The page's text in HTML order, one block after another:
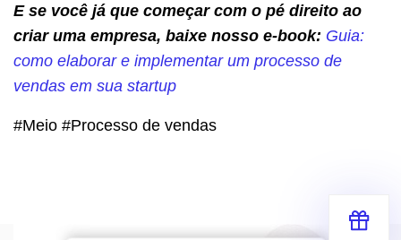
E se você já que começar com o pé direito ao
criar uma empresa, baixe nosso e-book: Guia:
como elaborar e implementar um processo de
vendas em sua startup
#Meio #Processo de vendas